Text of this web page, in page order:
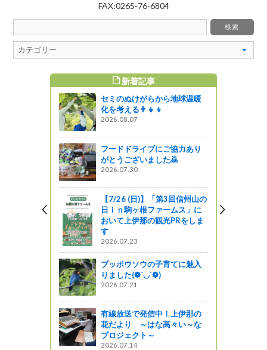
FAX:0265-76-6804
新着記事
セミのぬけがらから地球温暖
化を考える👨‍👧‍👦
2026.08.07
フードドライブにご協力あり
がとうございました🙇
2026.07.30
【7/26 (日)】「第3回信州山の
日ｉｎ駒ヶ根ファームス」に
おいて上伊那の観光PRをしま
す
2026.07.23
ブッポウソウの子育てに魅入
りました(❁´◡`❁)
2026.07.21
有線放送で発信中！上伊那の
花だより ～はな高々い～な
プロジェクト～
2026.07.14